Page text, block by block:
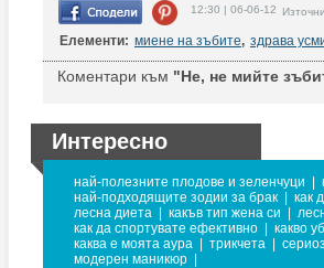
12:30 | 06-06-12
Елементи: миене на зъбите, здрава
Коментари към "Не, не мийте
Интересно
най-полезните плодове и зеленчуци
най-подходящите зодии за брак
как
лесна диета
какъв тип жена си
как да спортувате ефективно
какво
каква е моята аура
трикчета
модерен маникюр